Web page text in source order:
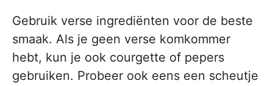
Gebruik verse ingrediënten voor de beste
smaak. Als je geen verse komkommer
hebt, kun je ook courgette of pepers
gebruiken. Probeer ook eens een scheutje